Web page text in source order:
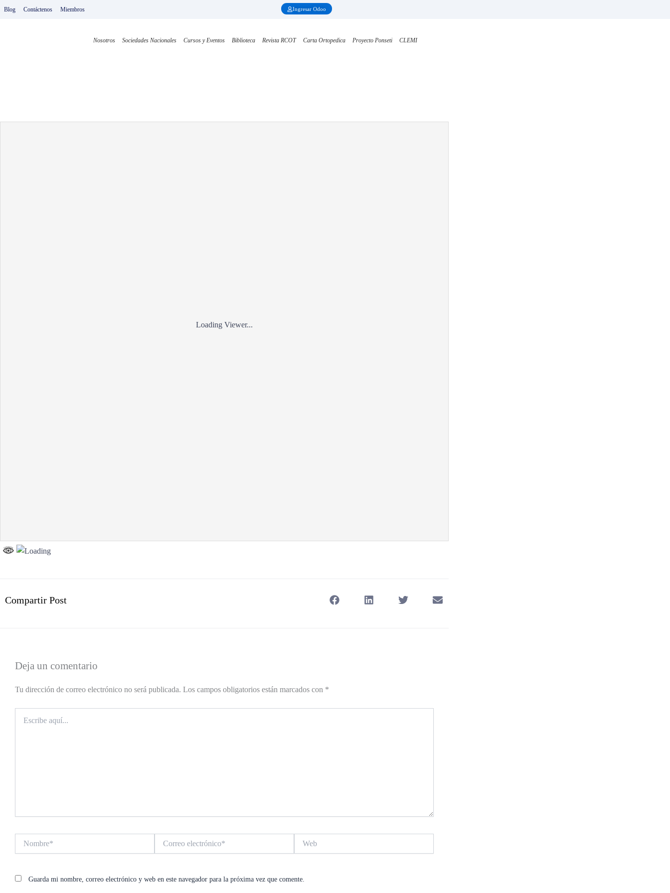
IrBlog Contáctenos Miembros Ingresar Odoo
Nosotros Sociedades Nacionales Cursos y Eventos Biblioteca Revista RCOT Carta Ortopedica Proyecto Ponseti CLEMI
Loading Viewer...
Compartir Post
Deja un comentario
Tu dirección de correo electrónico no será publicada. Los campos obligatorios están marcados con *
aquí...
electrónico*
Guarda mi nombre, correo electrónico y web en este navegador para la próxima vez que comente.